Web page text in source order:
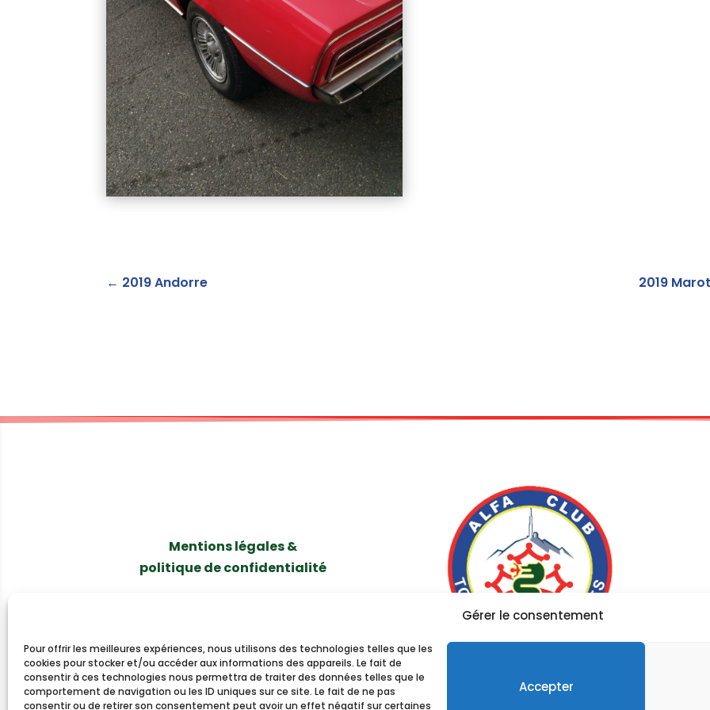
Gérer le consentement
Pour offrir les meilleures expériences, nous utilisons des technologies telles que les
cookies pour stocker et/ou accéder aux informations des appareils. Le fait de
consentir à ces technologies nous permettra de traiter des données telles que le
comportement de navigation ou les ID uniques sur ce site. Le fait de ne pas
consentir ou de retirer son consentement peut avoir un effet négatif sur certaines
Accepter
← 2019 Andorre 2019
Mentions légales &
politique de confidentialité
2024 – Tous droits réservés